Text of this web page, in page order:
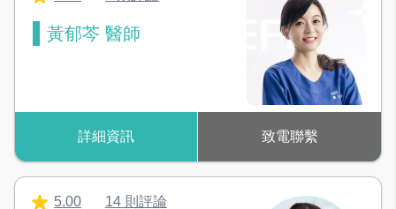
黃郁芩 醫師
詳細資訊 致電聯繫
5.00 14 則評論